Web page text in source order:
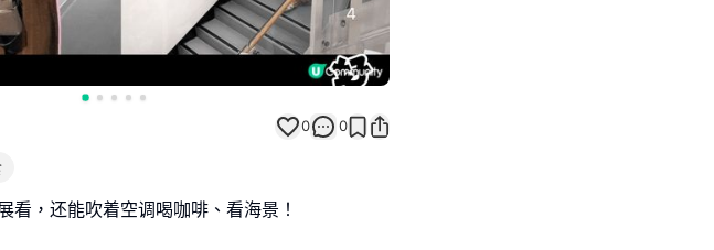
0 0
看，还能吹着空调喝咖啡、看海景！